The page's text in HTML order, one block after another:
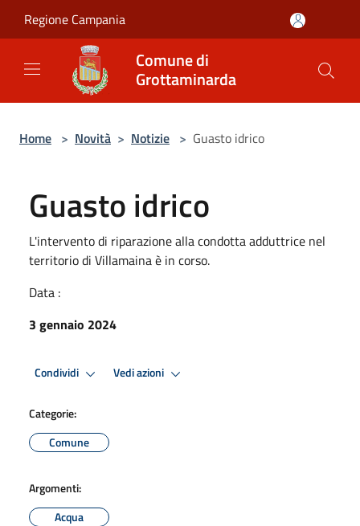
Regione Campania
Comune di
Grottaminarda
Home > Novità > Notizie > Guasto idrico
Guasto idrico
L'intervento di riparazione alla condotta adduttrice nel
territorio di Villamaina è in corso.
Data :
3 gennaio 2024
Condividi Vedi azioni
Categorie:
Comune
Argomenti:
Acqua